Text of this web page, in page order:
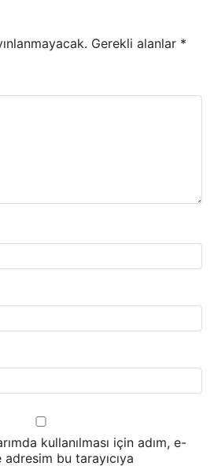
Gerekli alanlar *
kullanılması için adım, e-
bu tarayıcıya